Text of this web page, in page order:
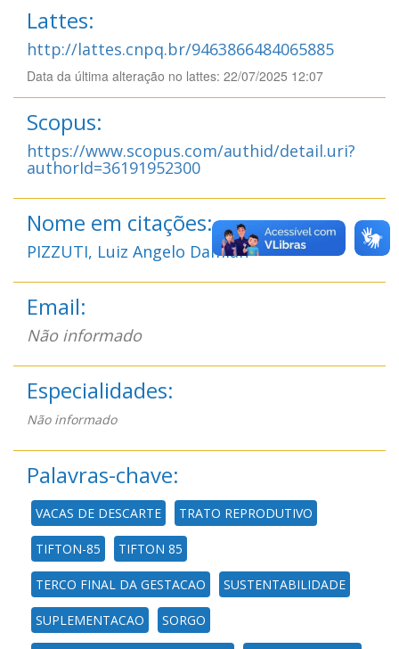
Lattes:
http://lattes.cnpq.br/9463866484065885
Data da última alteração no lattes: 22/07/2025 12:07
Scopus:
https://www.scopus.com/authid/detail.uri?
authorId=36191952300
Nome em citações:
PIZZUTI, Luiz Angelo Damian
Email:
Não informado
Especialidades:
Não informado
Palavras-chave:
VACAS DE DESCARTE TRATO REPRODUTIVO
TIFTON-85 TIFTON 85
TERCO FINAL DA GESTACAO SUSTENTABILIDADE
SUPLEMENTACAO SORGO